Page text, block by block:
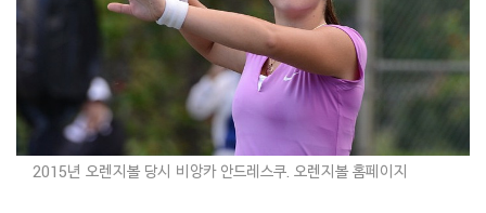
2015년 오렌지볼 당시 비앙카 안드레스쿠. 오렌지볼 홈페이지